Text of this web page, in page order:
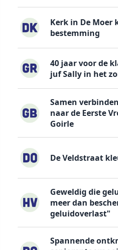
Kerk in De
bestemming
40 jaar voor de
juf Sally in het
Samen
naar de Eerste
Goirle
De Veldstraat
Geweldig die
meer dan
geluidoverlast"
Spannende